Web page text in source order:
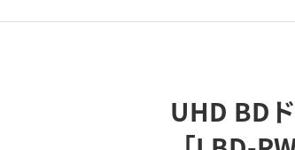
UHD BD